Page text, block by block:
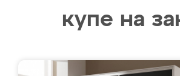
купе на